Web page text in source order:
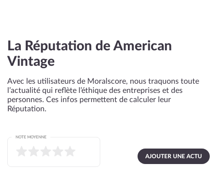
La Réputation de American
Vintage
Avec les utilisateurs de Moralscore, nous traquons toute
l’actualité qui reflète l’éthique des entreprises et des
personnes. Ces infos permettent de calculer leur
Réputation.
AJOUTER UNE ACTU
NOTE MOYENNE